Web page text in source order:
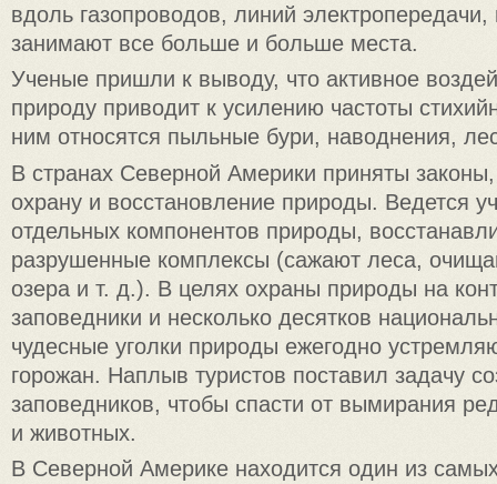
вдоль газопроводов, линий электропередачи,
занимают все больше и больше места.
Ученые пришли к выводу, что активное
природу приводит к усилению частоты
ним относятся пыльные бури, наводнения,
В странах Северной Америки приняты
охрану и восстановление природы. Ведется
отдельных компонентов природы,
разрушенные комплексы (сажают леса,
озера и т. д.). В целях охраны природы на
заповедники и несколько десятков
чудесные уголки природы ежегодно
горожан. Наплыв туристов поставил задачу
заповедников, чтобы спасти от вымирания
и животных.
В Северной Америке находится один из